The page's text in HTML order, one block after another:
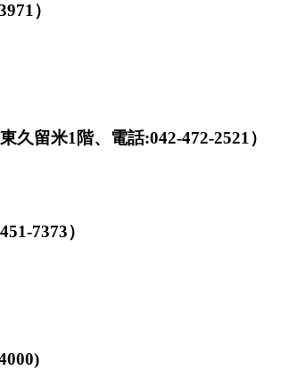
）
久留米1階、電話:042-472-2521）
7373）